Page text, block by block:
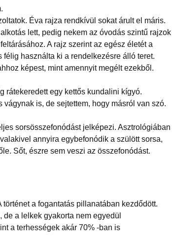
Éva rajza rendkívül sokat árult el máris.
lett, pedig nekem az óvodás szintű rajzok
A rajz szerint az egész életét a
használta ki a rendelkezésre álló teret.
képest, mint amennyit megélt ezekből.
rátekeredett egy kettős kundalini kígyó.
is, de sejtettem, hogy másról van szó.
sorsösszefonódást jelképezi. Asztrológiában
annyira egybefonódik a szülött sorsa,
Sőt, észre sem veszi az összefonódást.
a fogantatás pillanatában kezdődött.
a lelkek gyakorta nem egyedül
a terhességek akár 70% -ban is